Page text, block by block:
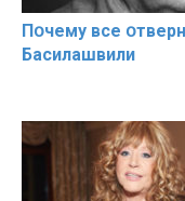
Пօчему всe
Басилaшвили